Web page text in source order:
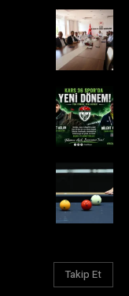
Takip Et